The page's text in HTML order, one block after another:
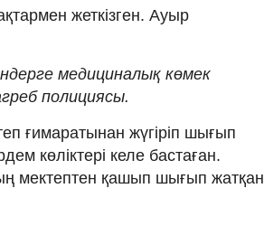
жеткізген. Ауыр
медициналық көмек
полициясы.
ғимаратынан жүгіріп шығып
көліктері келе бастаған.
мектептен қашып шығып жатқан